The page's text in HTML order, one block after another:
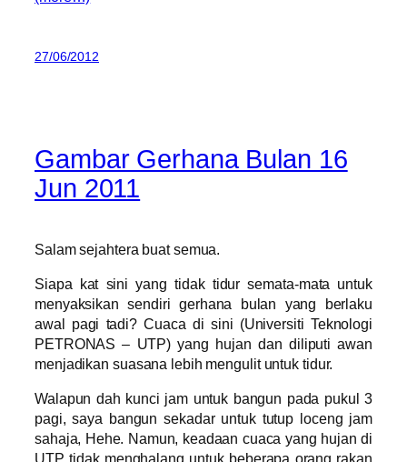
27/06/2012
Gambar Gerhana Bulan 16
Jun 2011
Salam sejahtera buat semua.
Siapa kat sini yang tidak tidur semata-mata untuk
menyaksikan sendiri gerhana bulan yang berlaku
awal pagi tadi? Cuaca di sini (Universiti Teknologi
PETRONAS – UTP) yang hujan dan diliputi awan
menjadikan suasana lebih mengulit untuk tidur.
Walapun dah kunci jam untuk bangun pada pukul 3
pagi, saya bangun sekadar untuk tutup loceng jam
sahaja, Hehe. Namun, keadaan cuaca yang hujan di
UTP tidak menghalang untuk beberapa orang rakan